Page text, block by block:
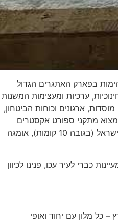
בפארק האתגרים הגדול
ערכיות ומעצימות המשנות
ארגונים וכוחות הביטחון,
מתקני ספורט אקסטרים
יוצאים מן הכלל: קיר הטיפוס הגבוה ביותר במזרח התיכון (32 מטרים), באנג’י דרופ הגבוה ביותר בישראל (בגובה 10 קומות), אומגה
מלפני 200 שנים שהוליכה מים ממעיינות כברי לעיר עכו, פנינו לכיוון
כל מלון עם יחוד ואופי